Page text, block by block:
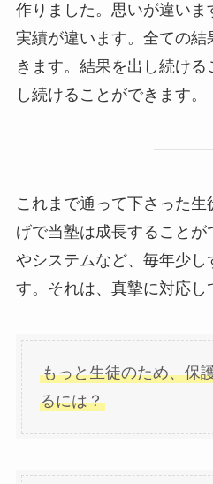
作りました。思いが違いま
実績が違います。全ての結
きます。結果を出し続け
し続けることができます。
これまで通って下さった
げで当塾は成長すること
やシステムなど、毎年少し
す。それは、真摯に対応し
もっと生徒のため、保
るには？